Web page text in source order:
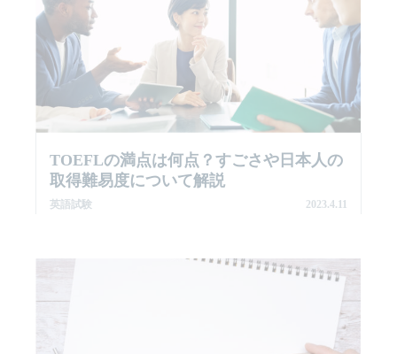
TOEFLの満点は何点？すごさや日本人の
取得難易度について解説
英語試験 2023.4.11